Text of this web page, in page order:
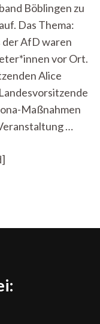
Böblingen zu
Das Thema:
der AfD waren
vor Ort.
Alice
Maßnahmen
…